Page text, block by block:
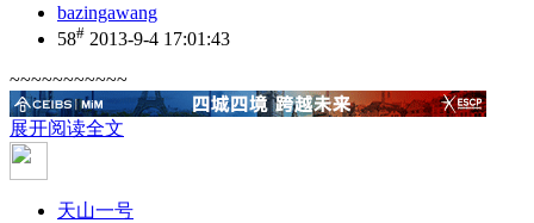
bazingawang
58# 2013-9-4 17:01:43
~~~~~~~~~~~
展开阅读全文
天山一号